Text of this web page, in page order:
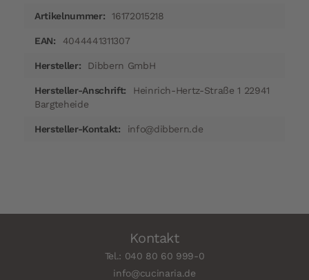
16172015218
4044441311307
Dibbern GmbH
Heinrich-Hertz-Straße 1 22941
Bargteheide
info@dibbern.de
Kontakt
Tel.: 040 80 60 999-0
info@cucinaria.de